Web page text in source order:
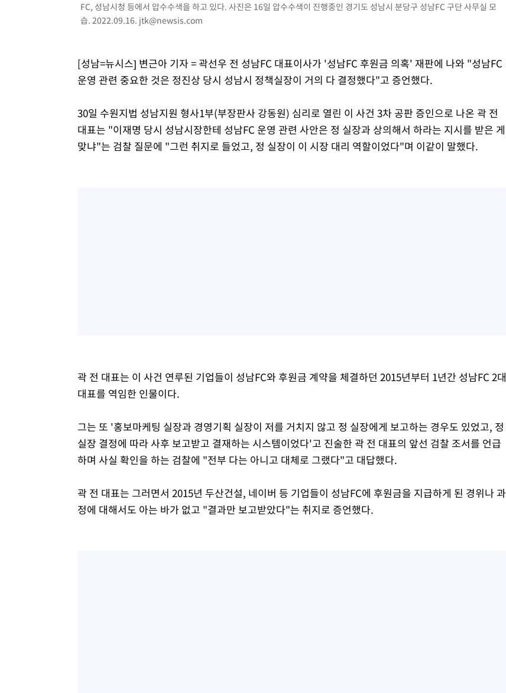
FC, 성남시청 등에서 압수수색을 하고 있다. 사진은 16일 압수수색이 진행중인 경기도 성남시 분당구 성남FC 구단 사무실 모
습. 2022.09.16. jtk@newsis.com
[성남=뉴시스] 변근아 기자 = 곽선우 전 성남FC 대표이사가 '성남FC 후원금 의혹' 재판에 나와 "성남FC
운영 관련 중요한 것은 정진상 당시 성남시 정책실장이 거의 다 결정했다"고 증언했다.
30일 수원지법 성남지원 형사1부(부장판사 강동원) 심리로 열린 이 사건 3차 공판 증인으로 나온 곽 전
대표는 "이재명 당시 성남시장한테 성남FC 운영 관련 사안은 정 실장과 상의해서 하라는 지시를 받은 게
맞냐"는 검찰 질문에 "그런 취지로 들었고, 정 실장이 이 시장 대리 역할이었다"며 이같이 말했다.
곽 전 대표는 이 사건 연루된 기업들이 성남FC와 후원금 계약을 체결하던 2015년부터 1년간 성남FC 2대
대표를 역임한 인물이다.
그는 또 '홍보마케팅 실장과 경영기획 실장이 저를 거치지 않고 정 실장에게 보고하는 경우도 있었고, 정
실장 결정에 따라 사후 보고받고 결재하는 시스템이었다'고 진술한 곽 전 대표의 앞선 검찰 조서를 언급
하며 사실 확인을 하는 검찰에 "전부 다는 아니고 대체로 그랬다"고 대답했다.
곽 전 대표는 그러면서 2015년 두산건설, 네이버 등 기업들이 성남FC에 후원금을 지급하게 된 경위나 과
정에 대해서도 아는 바가 없고 "결과만 보고받았다"는 취지로 증언했다.